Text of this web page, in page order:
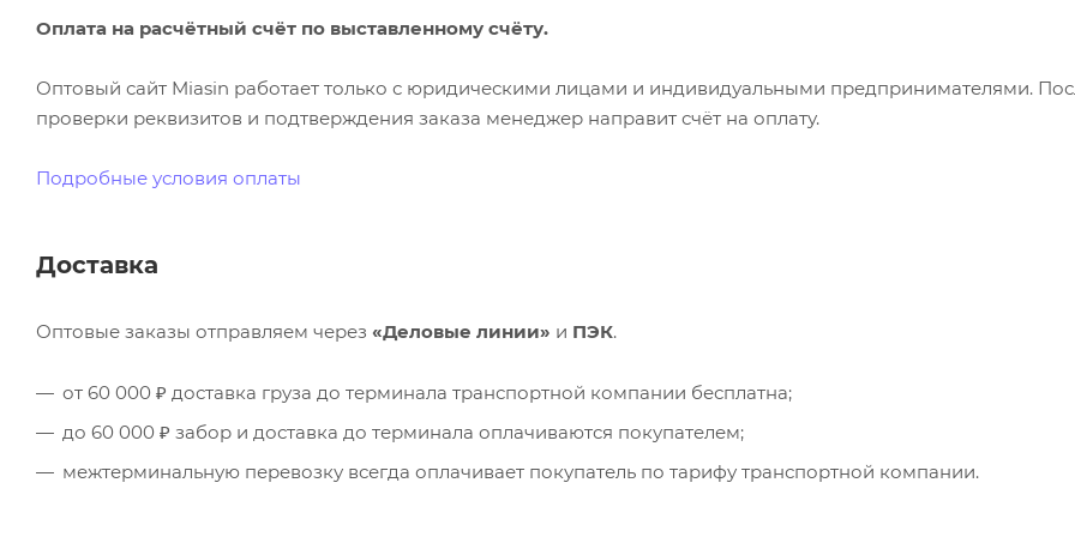
Оплата на расчётный счёт по выставленному счёту.
Оптовый сайт Miasin работает только с юридическими лицами и индивидуальными предпринимателями.
проверки реквизитов и подтверждения заказа менеджер направит счёт на оплату.
Подробные условия оплаты
Доставка
Оптовые заказы отправляем через «Деловые линии» и ПЭК.
от 60 000 ₽ доставка груза до терминала транспортной компании бесплатна;
до 60 000 ₽ забор и доставка до терминала оплачиваются покупателем;
межтерминальную перевозку всегда оплачивает покупатель по тарифу транспортной компании.